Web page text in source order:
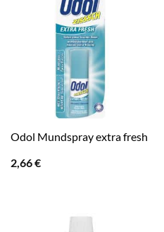
Odol Mundspray extra fresh
2,66€